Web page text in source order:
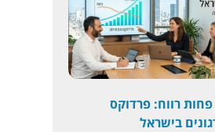
פחות רווח: פרדוקס
בישראל